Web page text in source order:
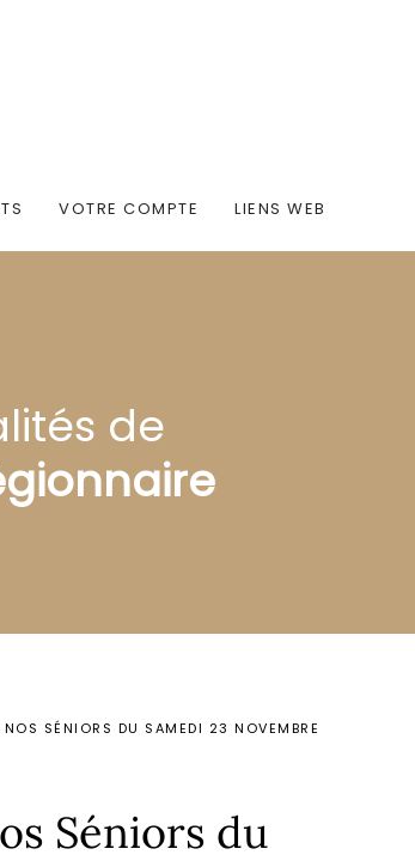
VOTRE COMPTE LIENS WEB
de
SÉNIORS DU SAMEDI 23 NOVEMBRE
Séniors du